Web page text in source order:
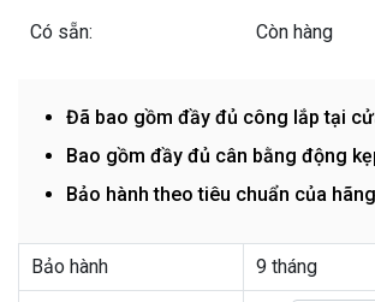
Có sẵn:
Còn hàng
Đã bao gồm đầy đủ công lắp tại
Bao gồm đầy đủ cân bằng động
Bảo hành theo tiêu chuẩn của hãng
Bảo hành 9 tháng